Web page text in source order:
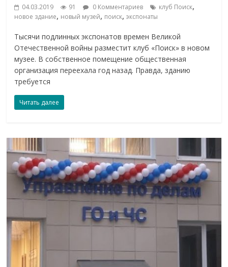
04.03.2019 91 0 Комментариев клуб Поиск,
новое здание, новый музей, поиск,экспонаты
Тысячи подлинных экспонатов времен Великой
Отечественной войны разместит клуб «Поиск» в новом
музее. В собственное помещение общественная
организация переехала год назад. Правда, зданию
требуется
Читать далее